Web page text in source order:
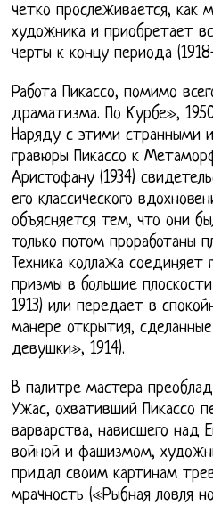
четко прослеживается, как
художника и приобретает
черты к концу периода
Работа Пикассо, помимо
драматизма. По Курбе»,
Наряду с этими странными
гравюры Пикассо к
Аристофану (1934)
его классического
объясняется тем, что они
только потом проработаны
Техника коллажа соединяет
призмы в большие
1913) или передает в
манере открытия,
девушки», 1914).
В палитре мастера
Ужас, охвативший Пикассо
варварства, нависшего над
войной и фашизмом,
придал своим картинам
мрачность («Рыбная ловля